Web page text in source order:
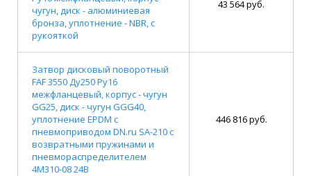
чугун, диск - алюминиевая
бронза, уплотнение - NBR, с
рукояткой
43 564 руб.
Затвор дисковый поворотный
FAF 3550 Ду250 Ру16
межфланцевый, корпус - чугун
GG25, диск - чугун GGG40,
уплотнение EPDM с
пневмоприводом DN.ru SA-210 с
возвратными пружинами и
пневмораспределителем
4M310-08 24В
446 816 руб.